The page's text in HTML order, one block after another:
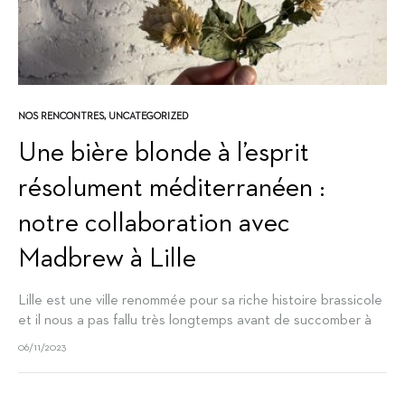
NOS RENCONTRES, UNCATEGORIZED
Une bière blonde à l’esprit
résolument méditerranéen :
notre collaboration avec
Madbrew à Lille
Lille est une ville renommée pour sa riche histoire brassicole
et il nous a pas fallu très longtemps avant de succomber à
l’envie de créer une série de bières d’exception…
06/11/2023